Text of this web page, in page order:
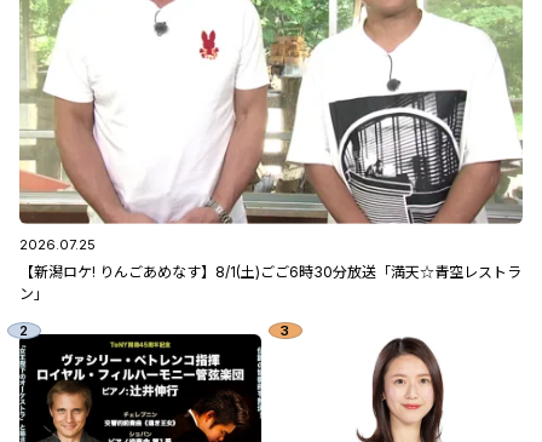
2026.07.25
【新潟ロケ! りんごあめなす】8/1(土)ごご6時30分放送「満天☆青空レストラ
ン」